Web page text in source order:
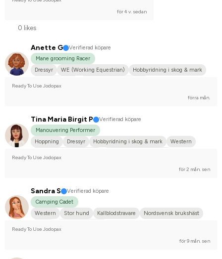
för 4 v. sedan
0 likes
Anette G
Verifierad köpare
Mane grooming Racer
Dressyr
WE (Working Equestrian)
Hobbyridning i skog & mark
Ready To Use Jodopax
förra mån.
Tina Maria Birgit P
Verifierad köpare
Manouvering Performer
Hoppning
Dressyr Hobbyridning i skog & mark
Western
Ready To Use Jodopax
för 2 mån. sen
Sandra S
Verifierad köpare
Camping Cadet
Western
Stor hund Kallblodstravare
Nordsvensk brukshäst
Ready To Use Jodopax
för 9 mån. sen